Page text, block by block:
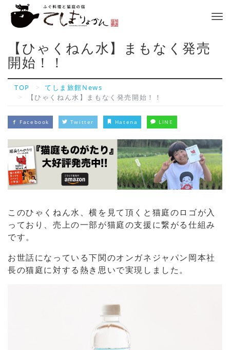
【ひゃくねん水】まもなく発売
開始！！
TOP
てしま旅館News
【ひゃくねん水】まもなく発売開始！！
Facebook Twitter Hatena LINE
このひゃくねん水、横を見て頂くと猫庭のロゴが入
っており、売上の一部が猫庭の支援に繋がる仕組み
です。
お世話になっている下関のオンガネジャパン岡本社
長の猫庭に対する熱き思いで実現しました。